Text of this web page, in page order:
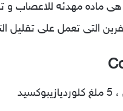
ماده مهدئه للاعصاب و
التى تعمل على تقليل